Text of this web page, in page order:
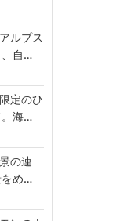
ルプス
、自…
定のひ
。海…
の連
をめ…